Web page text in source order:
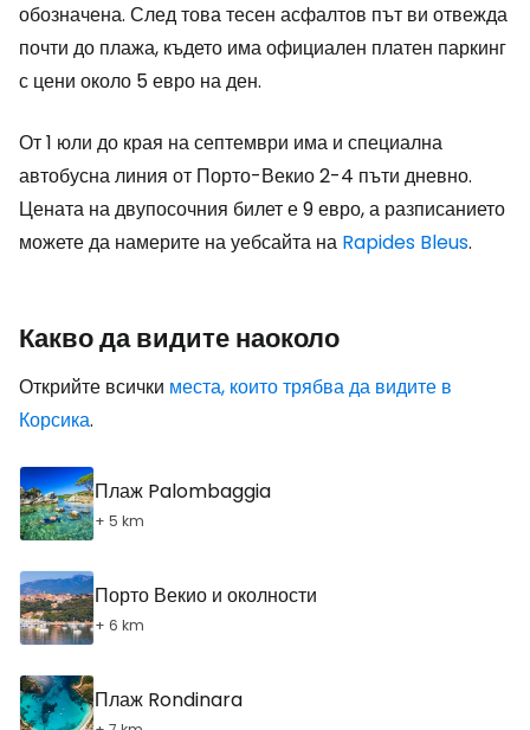
обозначена. След това тесен асфалтов път ви отвежда
почти до плажа, където има официален платен паркинг
с цени около 5 евро на ден.
От 1 юли до края на септември има и специална
автобусна линия от Порто-Векио 2-4 пъти дневно.
Цената на двупосочния билет е 9 евро, а разписанието
можете да намерите на уебсайта на Rapides Bleus.
Какво да видите наоколо
Открийте всички места, които трябва да видите в
Корсика.
Плаж Palombaggia
+ 5 km
Порто Векио и околности
+ 6 km
Плаж Rondinara